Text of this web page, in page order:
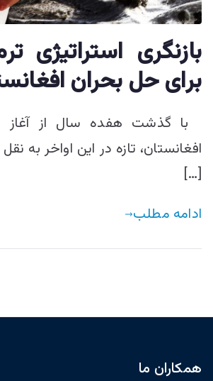
ییزو
مرکز
بازنگری استراتیژی
برای حل بحران
با گذشت هفده سال از آغاز
افغانستان، تازه در این اواخر به
[…]
ادامه مطلب
همکاران ما